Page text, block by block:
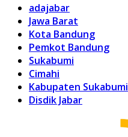
adajabar
Jawa Barat
Kota Bandung
Pemkot Bandung
Sukabumi
Cimahi
Kabupaten Sukabumi
Disdik Jabar